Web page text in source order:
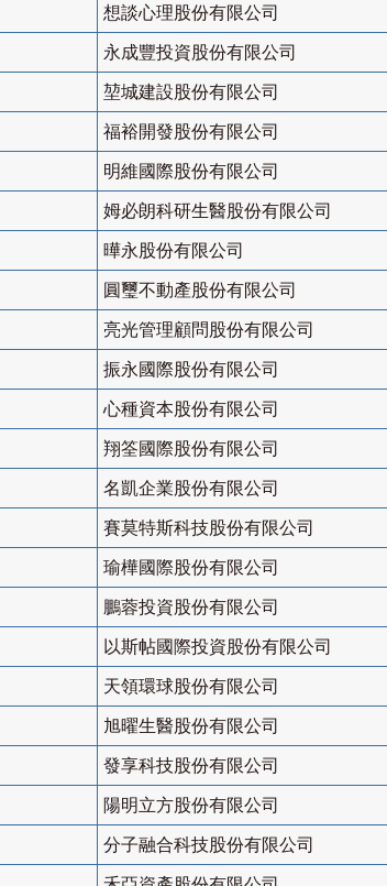
想談心理股份有限公司
永成豐投資股份有限公司
堃城建設股份有限公司
福裕開發股份有限公司
明維國際股份有限公司
姆必朗科研生醫股份有限公司
曄永股份有限公司
圓璽不動產股份有限公司
亮光管理顧問股份有限公司
振永國際股份有限公司
心種資本股份有限公司
翔筌國際股份有限公司
名凱企業股份有限公司
賽莫特斯科技股份有限公司
瑜樺國際股份有限公司
鵬蓉投資股份有限公司
以斯帖國際投資股份有限公司
天領環球股份有限公司
旭曜生醫股份有限公司
發享科技股份有限公司
陽明立方股份有限公司
分子融合科技股份有限公司